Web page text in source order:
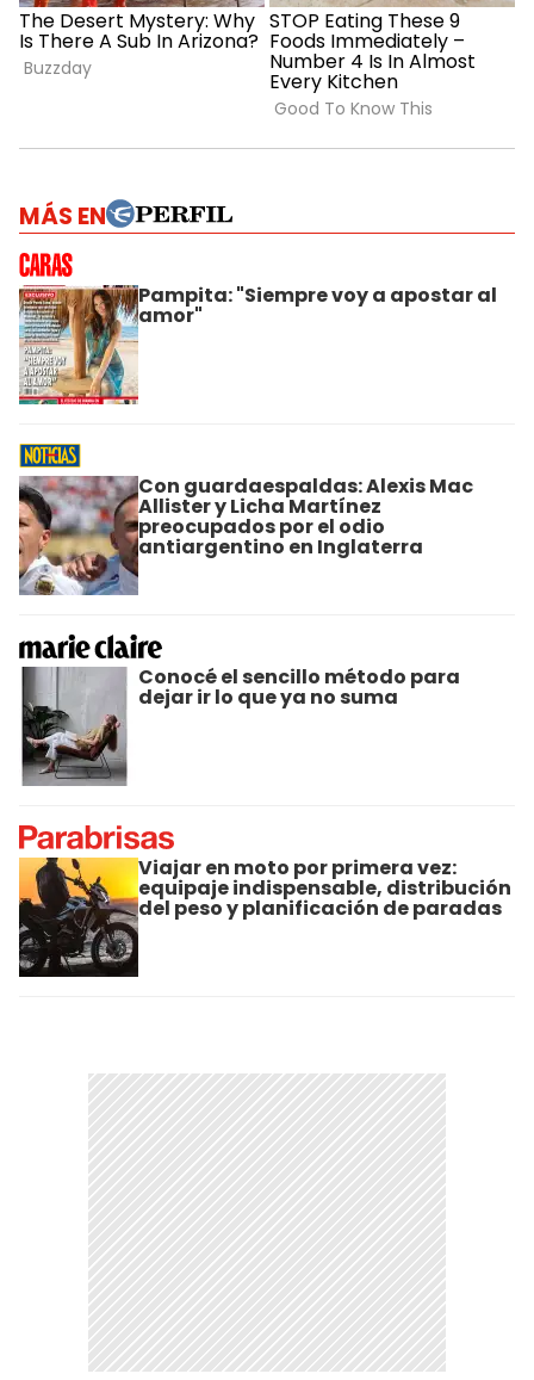
MÁS EN
Pampita: "Siempre voy a apostar al
amor"
Con guardaespaldas: Alexis Mac
Allister y Licha Martínez
preocupados por el odio
antiargentino en Inglaterra
Conocé el sencillo método para
dejar ir lo que ya no suma
Viajar en moto por primera vez:
equipaje indispensable, distribución
del peso y planificación de paradas